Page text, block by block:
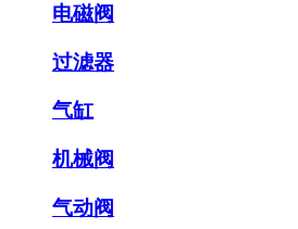
电磁阀
过滤器
气缸
机械阀
气动阀